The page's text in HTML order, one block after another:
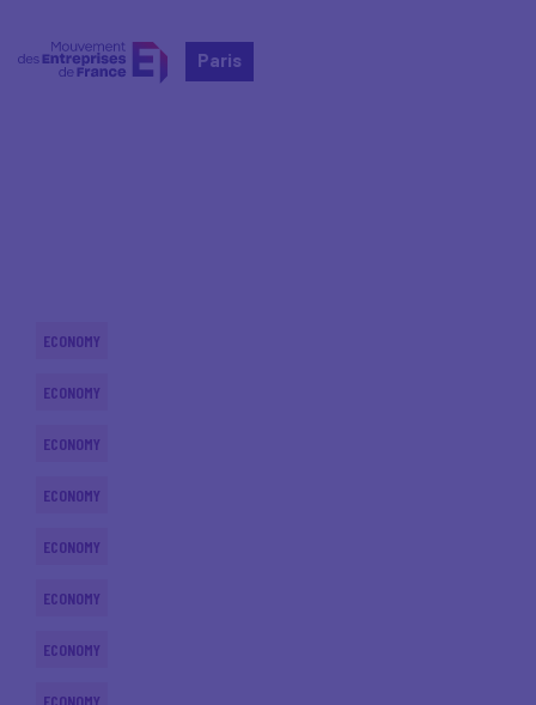
Paris
ECONOMY
ECONOMY
ECONOMY
ECONOMY
ECONOMY
ECONOMY
ECONOMY
ECONOMY